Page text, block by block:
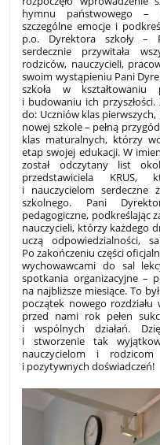
hymnu państwowego –
szczególne emocje i
p.o. Dyrektora szkoły –
serdecznie przywitała
rodziców, nauczycieli,
swoim wystąpieniu Pani
szkoła w
i budowaniu ich przyszłości.
do: Uczniów klas
nowej szkole – pełną
klas maturalnych, którzy
etap swojej edukacji. W
został odczytany list
przedstawiciela KRUS,
i nauczycielom serdeczne
szkolnego. Pani
pedagogiczne, podkreślając
nauczycieli, którzy każdego
uczą odpowiedzialności,
Po zakończeniu części
wychowawcami do sal
spotkania organizacyjne –
na najbliższe miesiące.To
początek nowego rozdziału
przed nami rok pełen
i wspólnych działań.
i stworzenie tak
nauczycielom i
i pozytywnych doświadczeń!